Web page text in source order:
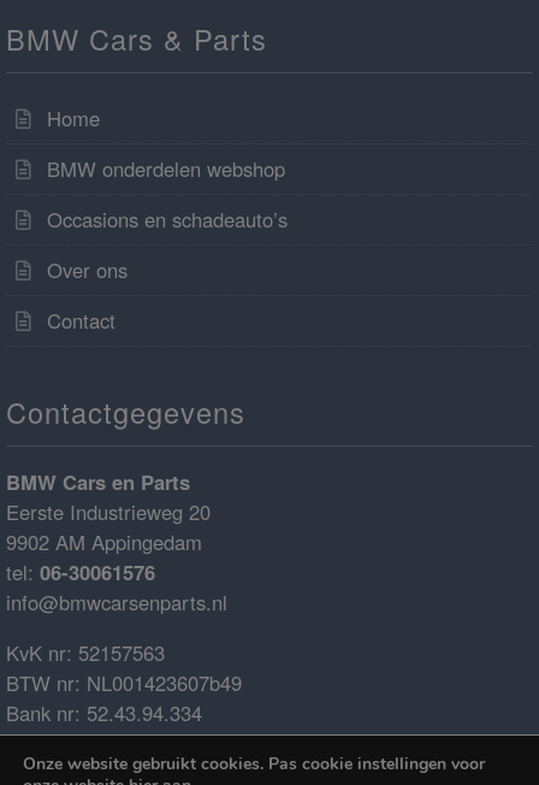
BMW Cars & Parts
Home
BMW onderdelen webshop
Occasions en schadeauto’s
Over ons
Contact
Contactgegevens
BMW Cars en Parts
Eerste Industrieweg 20
9902 AM Appingedam
tel: 06-30061576
info@bmwcarsenparts.nl
KvK nr: 52157563
BTW nr: NL001423607b49
Bank nr: 52.43.94.334
IBAN: NL68ABNA0524394334
BIC: ABNANL2A
Onze website gebruikt cookies. Pas cookie instellingen voor